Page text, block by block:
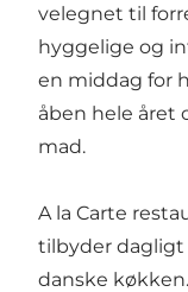
velegnet til
hyggelige og
en middag for
åben hele året
mad.
A la Carte
tilbyder dagligt
danske køkken.